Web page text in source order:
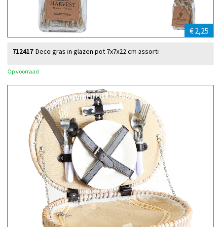
€ 2,25
Deco gras in glazen pot 7x7x22 cm assorti
712417
Op voorraad